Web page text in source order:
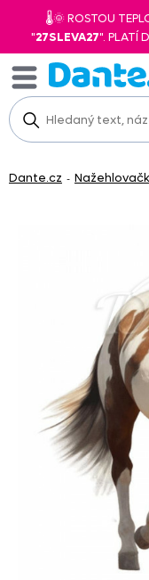
🌡️🌞 ROSTOU
"27SLEVA27". PLATÍ
Dante.cz -